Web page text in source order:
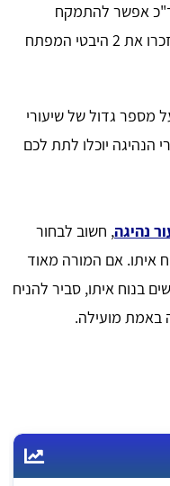
אפשר להתמקח
(באדיבות) מעט על המחיר. בתוך כך, זכרו את 2 היבטי המפתח
מספר גדול של שיעורי
הנהיגה יוכלו לתת לכם
נהיגה, חשוב לבחור
איתו. אם המורה מאוד
בנוח איתו, סביר להניח
באמת מועילה.